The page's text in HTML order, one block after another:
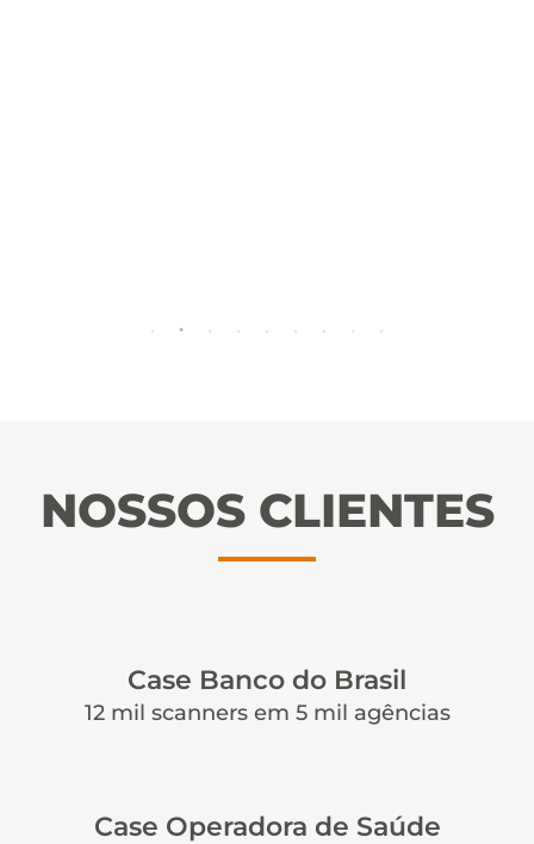
NOSSOS CLIENTES
Case Banco do Brasil
12 mil scanners em 5 mil agências
Case Operadora de Saúde